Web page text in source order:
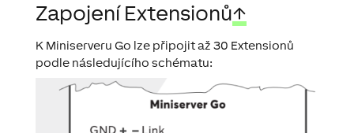
Zapojení Extensionů↑
K Miniserveru Go lze připojit až 30 Extensionů
podle následujícího schématu: